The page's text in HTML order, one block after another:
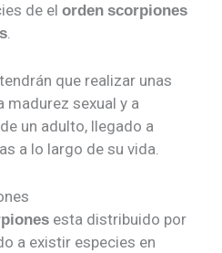
de el orden scorpiones
.
que realizar unas
madurez sexual y a
un adulto, llegado a
a lo largo de su vida.
esta distribuido por
a existir especies en